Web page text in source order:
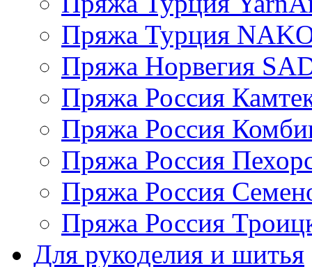
Пряжа Турция
Пряжа Норвегия
Пряжа Россия
Пряжа Россия
Пряжа Россия
Пряжа Россия
Пряжа Россия
Для рукоделия и шитья